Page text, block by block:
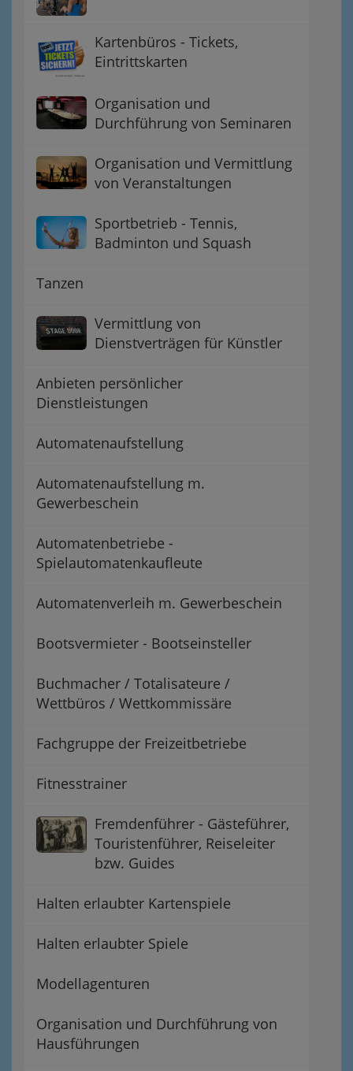
Kartenbüros - Tickets,
Eintrittskarten
Organisation und
Durchführung von Seminaren
Organisation und Vermittlung
von Veranstaltungen
Sportbetrieb - Tennis,
Badminton und Squash
Tanzen
Vermittlung von
Dienstverträgen für Künstler
Anbieten persönlicher
Dienstleistungen
Automatenaufstellung
Automatenaufstellung m.
Gewerbeschein
Automatenbetriebe -
Spielautomatenkaufleute
Automatenverleih m. Gewerbeschein
Bootsvermieter - Bootseinsteller
Buchmacher / Totalisateure /
Wettbüros / Wettkommissäre
Fachgruppe der Freizeitbetriebe
Fitnesstrainer
Fremdenführer - Gästeführer,
Touristenführer, Reiseleiter
bzw. Guides
Halten erlaubter Kartenspiele
Halten erlaubter Spiele
Modellagenturen
Organisation und Durchführung von
Hausführungen